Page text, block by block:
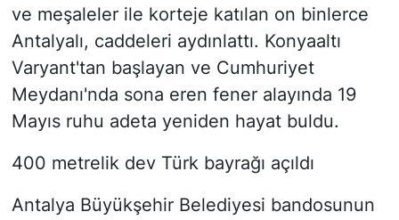
ve meşaleler ile korteje katılan on binlerce
Antalyalı, caddeleri aydınlattı. Konyaaltı
Varyant'tan başlayan ve Cumhuriyet
Meydanı'nda sona eren fener alayında 19
Mayıs ruhu adeta yeniden hayat buldu.
400 metrelik dev Türk bayrağı açıldı
Antalya Büyükşehir Belediyesi bandosunun